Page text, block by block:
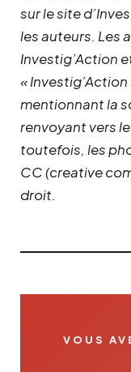
sur le site
les auteurs. Les
Investig’Action
«
mentionnant la
renvoyant vers
toutefois, les
CC (creative
droit.
VOUS